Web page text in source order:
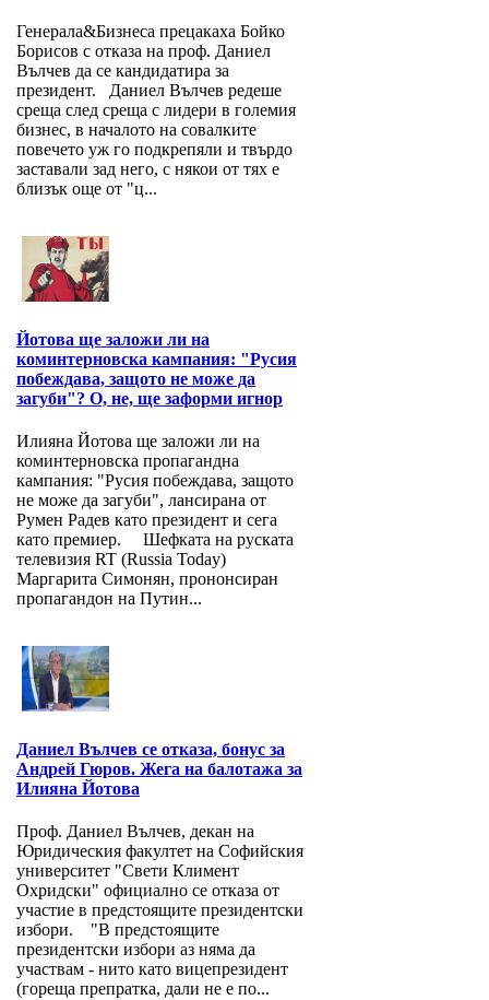
Генерала&Бизнеса прецакаха Бойко
Борисов с отказа на проф. Даниел
Вълчев да се кандидатира за
президент. Даниел Вълчев редеше
среща след среща с лидери в големия
бизнес, в началото на совалките
повечето уж го подкрепяли и твърдо
заставали зад него, с някои от тях е
близък още от "ц...
Йотова ще заложи ли на
коминтерновска кампания: "Русия
побеждава, защото не може да
загуби"? О, не, ще заформи игнор
Илияна Йотова ще заложи ли на
коминтерновска пропагандна
кампания: "Русия побеждава, защото
не може да загуби", лансирана от
Румен Радев като президент и сега
като премиер. Шефката на руската
телевизия RT (Russia Today)
Маргарита Симонян, прононсиран
пропагандон на Путин...
Даниел Вълчев се отказа, бонус за
Андрей Гюров. Жега на балотажа за
Илияна Йотова
Проф. Даниел Вълчев, декан на
Юридическия факултет на Софийския
университет "Свети Климент
Охридски" официално се отказа от
участие в предстоящите президентски
избори. "В предстоящите
президентски избори аз няма да
участвам - нито като вицепрезидент
(гореща препратка, дали не е по...